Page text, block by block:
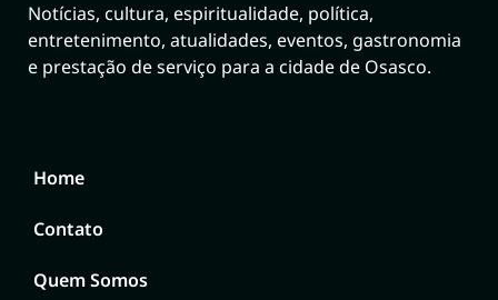
Notícias, cultura, espiritualidade, política,
entretenimento, atualidades, eventos, gastronomia
e prestação de serviço para a cidade de Osasco.
Home
Contato
Quem Somos